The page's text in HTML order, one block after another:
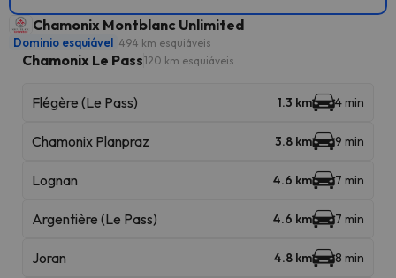
Chamonix Montblanc Unlimited
Dominio esquiável 494 km esquiáveis
Chamonix Le Pass120 km esquiáveis
Flégère (Le Pass) 1.3 km 4 min
Chamonix Planpraz 3.8 km 9 min
Lognan 4.6 km 7 min
Argentière (Le Pass) 4.6 km 7 min
Joran 4.8 km 8 min